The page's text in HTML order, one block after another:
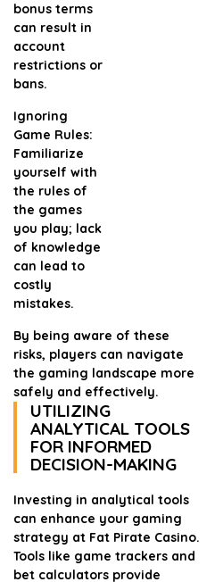
bonus terms
can result in
account
restrictions or
bans.
Ignoring
Game Rules:
Familiarize
yourself with
the rules of
the games
you play; lack
of knowledge
can lead to
costly
mistakes.
By being aware of these
risks, players can navigate
the gaming landscape more
safely and effectively.
UTILIZING
ANALYTICAL TOOLS
FOR INFORMED
DECISION-MAKING
Investing in analytical tools
can enhance your gaming
strategy at Fat Pirate Casino.
Tools like game trackers and
bet calculators provide